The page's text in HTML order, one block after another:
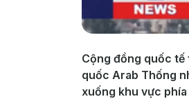
Cộng đồng quốc tế
quốc Arab Thống
xuống khu vực phía